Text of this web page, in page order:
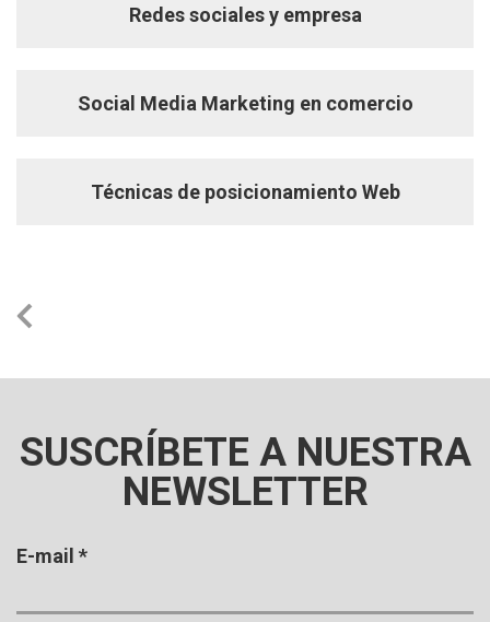
Redes sociales y empresa
Social Media Marketing en comercio
Técnicas de posicionamiento Web
SUSCRÍBETE A NUESTRA
NEWSLETTER
E-mail *